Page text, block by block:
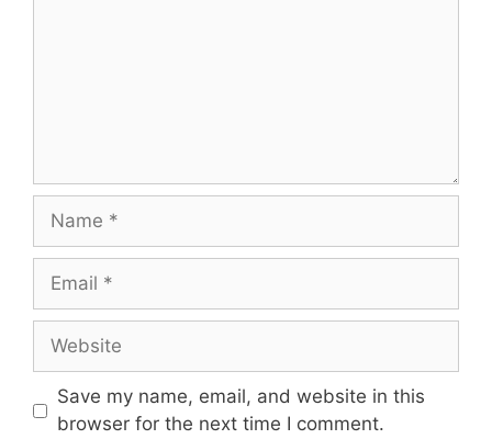
Name
Email
Website
Save my name, email, and website in this
browser for the next time I comment.